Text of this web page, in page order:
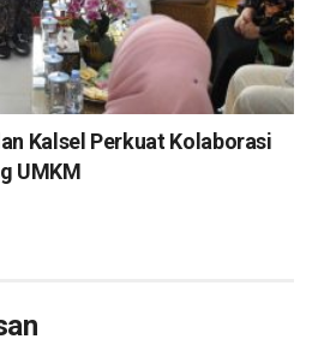
Kalsel Perkuat Kolaborasi
UMKM